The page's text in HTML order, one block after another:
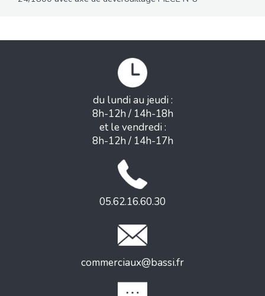
du lundi au jeudi :
8h-12h / 14h-18h
et le vendredi :
8h-12h / 14h-17h
05.62.16.60.30
commerciaux@bassi.fr